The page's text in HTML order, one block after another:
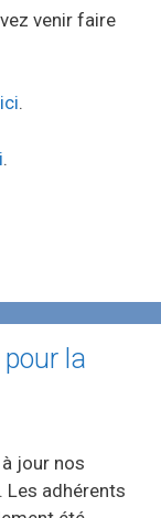
venir faire
ici.
.
la
jour nos
Les adhérents